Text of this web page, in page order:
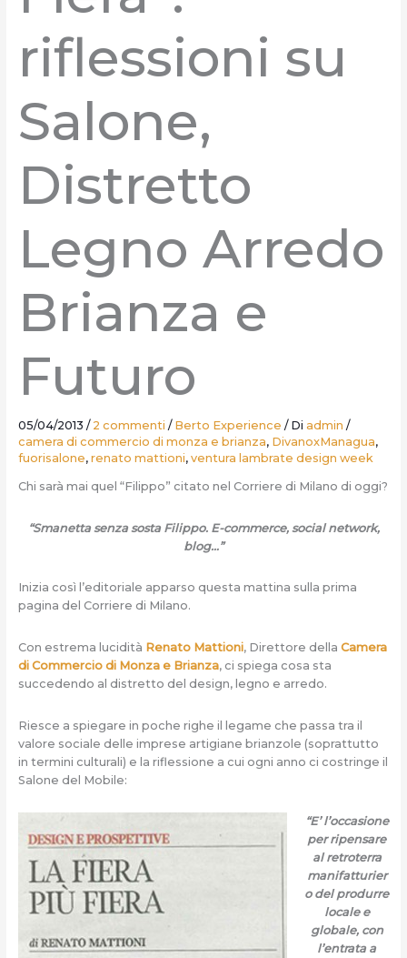
riflessioni su
Salone,
Distretto
Legno Arredo
Brianza e
Futuro
05/04/2013 / 2 commenti / Berto Experience / Di admin /
camera di commercio di monza e brianza, DivanoxManagua,
fuorisalone, renato mattioni, ventura lambrate design week
Chi sarà mai quel “Filippo” citato nel Corriere di Milano di oggi?
“Smanetta senza sosta Filippo. E-commerce, social network,
blog…”
Inizia così l’editoriale apparso questa mattina sulla prima
pagina del Corriere di Milano.
Con estrema lucidità Renato Mattioni, Direttore della Camera
di Commercio di Monza e Brianza, ci spiega cosa sta
succedendo al distretto del design, legno e arredo.
Riesce a spiegare in poche righe il legame che passa tra il
valore sociale delle imprese artigiane brianzole (soprattutto
in termini culturali) e la riflessione a cui ogni anno ci costringe il
Salone del Mobile:
“E’ l’occasione
per ripensare
al retroterra
manifatturier
o del produrre
locale e
globale, con
l’entrata a